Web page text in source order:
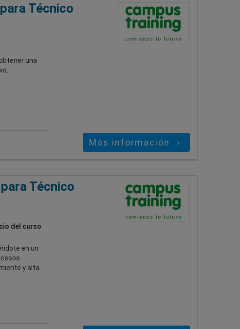
Técnico
una
Más información
Técnico
del curso
en un
y alta